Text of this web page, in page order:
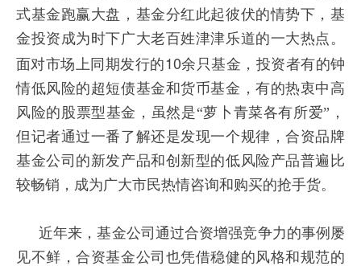
式基金跑赢大盘，基金分红此起彼伏的情势下，基
金投资成为时下广大老百姓津津乐道的一大热点。
面对市场上同期发行的10余只基金，投资者有的钟
情低风险的超短债基金和货币基金，有的热衷中高
风险的股票型基金，虽然是“萝卜青菜各有所爱”，
但记者通过一番了解还是发现一个规律，合资品牌
基金公司的新发产品和创新型的低风险产品普遍比
较畅销，成为广大市民热情咨询和购买的抢手货。
近年来，基金公司通过合资增强竞争力的事例屡
见不鲜，合资基金公司也凭借稳健的风格和规范的